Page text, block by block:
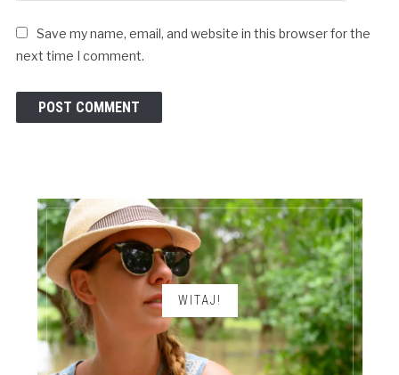
Save my name, email, and website in this browser for the
next time I comment.
WITAJ!